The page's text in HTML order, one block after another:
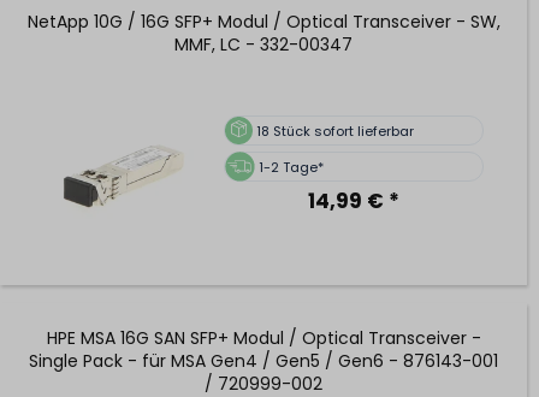
NetApp 10G / 16G SFP+ Modul / Optical Transceiver - SW,
MMF, LC - 332-00347
18 Stück sofort lieferbar
1-2 Tage*
14,99 € *
HPE MSA 16G SAN SFP+ Modul / Optical Transceiver -
Single Pack - für MSA Gen4 / Gen5 / Gen6 - 876143-001
/ 720999-002